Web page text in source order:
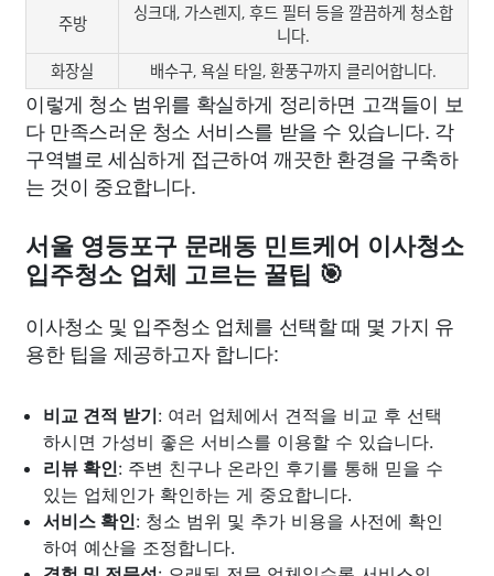
주방
싱크대, 가스렌지, 후드 필터 등을 깔끔하게 청소합
니다.
화장실
배수구, 욕실 타일, 환풍구까지 클리어합니다.
이렇게 청소 범위를 확실하게 정리하면 고객들이 보
다 만족스러운 청소 서비스를 받을 수 있습니다. 각
구역별로 세심하게 접근하여 깨끗한 환경을 구축하
는 것이 중요합니다.
서울 영등포구 문래동 민트케어 이사청소
입주청소 업체 고르는 꿀팁 🎯
이사청소 및 입주청소 업체를 선택할 때 몇 가지 유
용한 팁을 제공하고자 합니다:
비교 견적 받기: 여러 업체에서 견적을 비교 후 선택
하시면 가성비 좋은 서비스를 이용할 수 있습니다.
리뷰 확인: 주변 친구나 온라인 후기를 통해 믿을 수
있는 업체인가 확인하는 게 중요합니다.
서비스 확인: 청소 범위 및 추가 비용을 사전에 확인
하여 예산을 조정합니다.